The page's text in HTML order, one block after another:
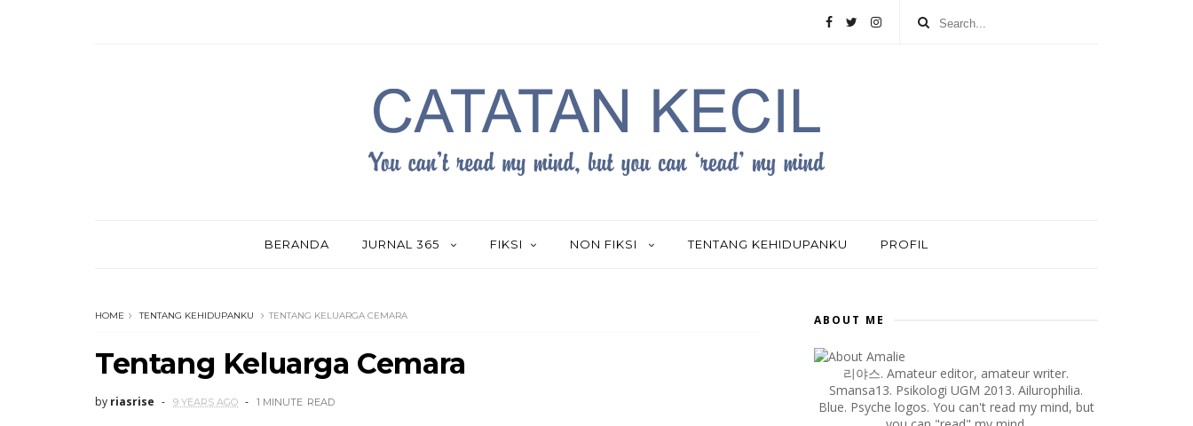
BERANDA JURNAL 365 FIKSI NON FIKSI TENTANG KEHIDUPANKU PROFIL
HOME TENTANG KEHIDUPANKU TENTANG KELUARGA CEMARA
Tentang Keluarga Cemara
by riasrise 9 YEARS AGO 1 MINUTE READ
ABOUT ME
리야스. Amateur editor, amateur writer.
Smansa13. Psikologi UGM 2013. Ailurophilia.
Blue. Psyche logos. You can't read my mind, but